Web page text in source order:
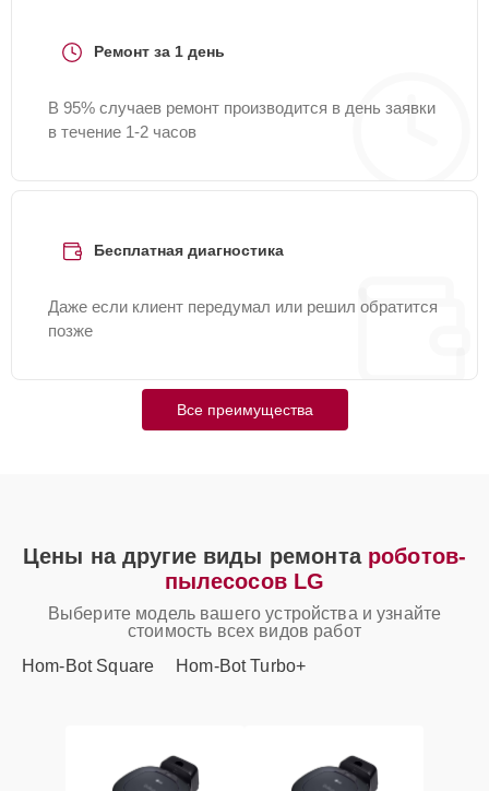
Ремонт за 1 день
В 95% случаев ремонт производится в день заявки
в течение 1-2 часов
Бесплатная диагностика
Даже если клиент передумал или решил обратится
позже
Все преимущества
Цены на другие виды ремонта роботов-
пылесосов LG
Выберите модель вашего устройства и узнайте
стоимость всех видов работ
Hom-Bot Square
Hom-Bot Turbo+